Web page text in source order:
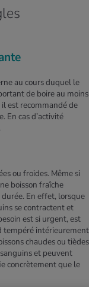
au cours duquel le
de boire au moins
il est recommandé de
En cas d’activité
ou froides. Même si
boisson fraîche
En effet, lorsque
se contractent et
est si urgent, est
tempéré intérieurement
chaudes ou tièdes
et peuvent
concrètement que le